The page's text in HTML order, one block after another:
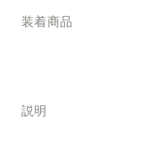
装着商品
説明